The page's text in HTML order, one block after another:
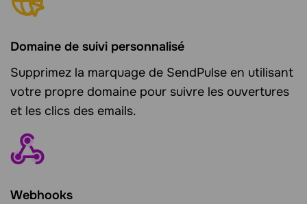
Domaine de suivi personnalisé
Supprimez la marquage de SendPulse en utilisant
votre propre domaine pour suivre les ouvertures
et les clics des emails.
Webhooks